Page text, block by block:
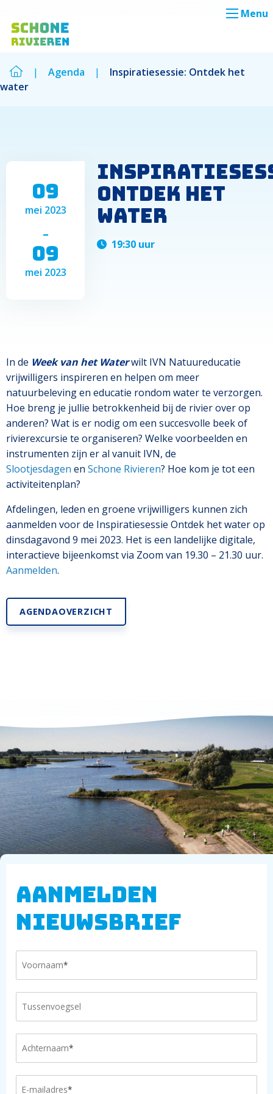
Menu
| Agenda |
Inspiratiesessie: Ontdek het
water
09
mei 2023
-
09
mei 2023
Ontdek het
water
19:30 uur
In de Week van het Waterwilt IVN Natuureducatie
vrijwilligers inspireren en helpen om meer
natuurbeleving en educatie rondom water te verzorgen.
Hoe breng je jullie betrokkenheid bij de rivier over op
anderen? Wat is er nodig om een succesvolle beek of
rivierexcursie te organiseren? Welke voorbeelden en
instrumenten zijn er al vanuit IVN, de
Slootjesdagen en Schone Rivieren? Hoe kom je tot een
activiteitenplan?
Afdelingen, leden en groene vrijwilligers kunnen zich
aanmelden voor de Inspiratiesessie Ontdek het water op
dinsdagavond 9 mei 2023. Het is een landelijke digitale,
interactieve bijeenkomst via Zoom van 19.30 – 21.30 uur.
Aanmelden.
AGENDAOVERZICHT